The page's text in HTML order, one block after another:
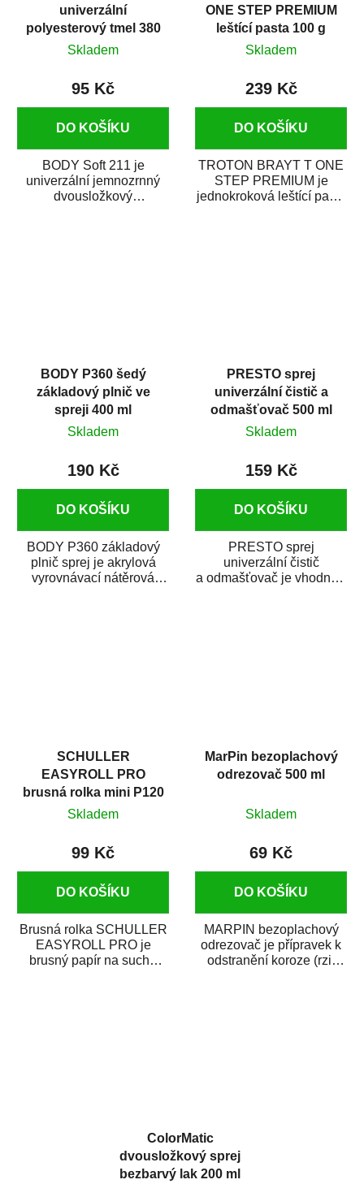
univerzální
polyesterový tmel 380
g
Skladem
95 Kč
DO KOŠÍKU
BODY Soft 211 je
univerzální jemnozrnný
dvousložkový
ONE STEP PREMIUM
leštící pasta 100 g
Skladem
239 Kč
DO KOŠÍKU
TROTON BRAYT T ONE
STEP PREMIUM je
jednokroková leštící pasta
BODY P360 šedý
základový plnič ve
spreji 400 ml
Skladem
190 Kč
DO KOŠÍKU
BODY P360 základový
plnič sprej je akrylová
vyrovnávací nátěrová
PRESTO sprej
univerzální čistič a
odmašťovač 500 ml
Skladem
159 Kč
DO KOŠÍKU
PRESTO sprej
univerzální čistič
a odmašťovač je vhodný k
SCHULLER
EASYROLL PRO
brusná rolka mini P120
Skladem
99 Kč
DO KOŠÍKU
Brusná rolka SCHULLER
EASYROLL PRO je
brusný papír na suché
MarPin bezoplachový
odrezovač 500 ml
Skladem
69 Kč
DO KOŠÍKU
MARPIN bezoplachový
odrezovač je přípravek k
odstranění koroze (rzi)
ColorMatic
dvousložkový sprej
bezbarvý lak 200 ml